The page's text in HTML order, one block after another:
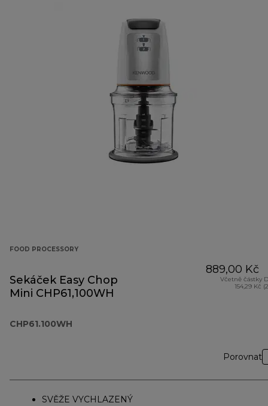
FOOD PROCESSORY
Sekáček Easy Chop
Mini CHP61,100WH
CHP61.100WH
889,00 Kč
Včetně částky
154,29 Kč
Porovnat
SVĚŽE VYCHLAZENÝ